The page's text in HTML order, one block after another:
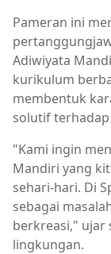
Pameran ini
Adiwiyata
kurikulum
membentuk
solutif
"Kami ingin
Mandiri yang
sehari-hari. Di
sebagai
berkreasi," ujar
lingkungan.